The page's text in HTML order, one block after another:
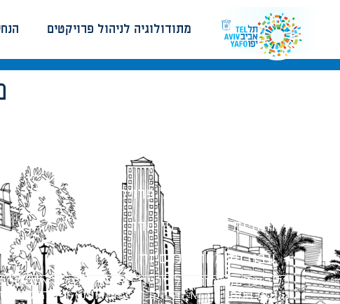
מתודולוגיה לניהול פרויקטים
עבודות מטה הנדסיות
הנחיות תכנון ודפי חדר
מתודולוגיה לניהול פרויקטים
כל הזכויות שמורות לעיריית תל-אביב-יפו. האתר
הנוסח המחייב הוא זה הקבוע בהוראות הדין